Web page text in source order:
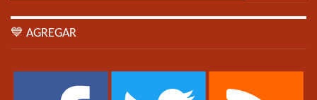
💙 AGREGAR